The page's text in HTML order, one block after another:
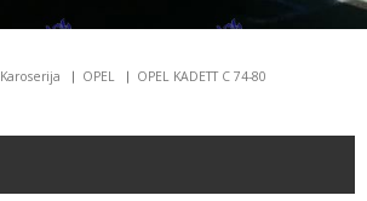
Karoserija OPEL OPEL KADETT C 74-80